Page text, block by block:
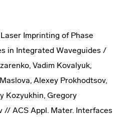
Imprinting of Phase
in Integrated Waveguides /
Vadim Kovalyuk,
Alexey Prokhodtsov,
Kozyukhin, Gregory
// ACS Appl. Mater. Interfaces